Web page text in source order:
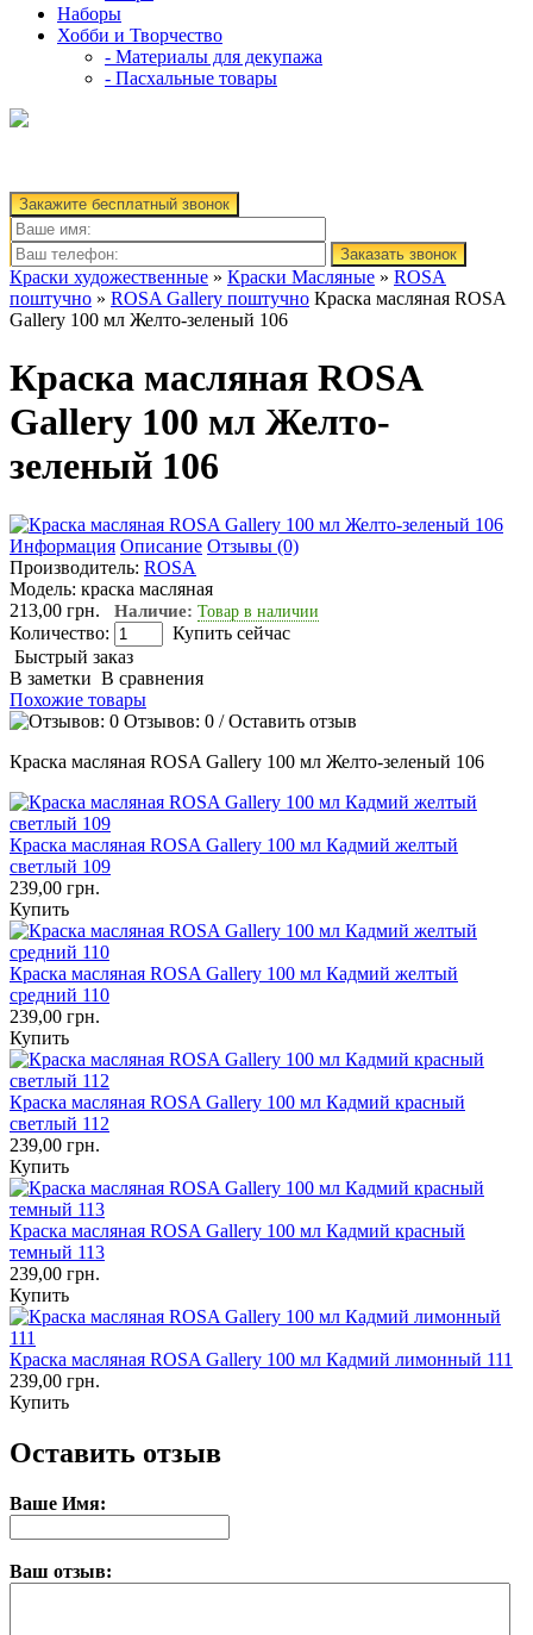
Наборы
Хобби и Творчество
- Материалы для декупажа
- Пасхальные товары
Закажите бесплатный звонок
Заказать звонок
Краски художественные » Краски Масляные » ROSA
поштучно » ROSA Gallery поштучно Краска масляная ROSA
Gallery 100 мл Желто-зеленый 106
Краска масляная ROSA
Gallery 100 мл Желто-
зеленый 106
Информация Описание Отзывы (0)
Производитель: ROSA
Модель: краска масляная
213,00 грн. Наличие: Товар в наличии
Количество:
Купить сейчас
Быстрый заказ
В заметки В сравнения
Похожие товары
Отзывов: 0 /Оставить отзыв
Краска масляная ROSA Gallery 100 мл Желто-зеленый 106
Краска масляная ROSA Gallery 100 мл Кадмий желтый
светлый 109
239,00 грн.
Купить
Краска масляная ROSA Gallery 100 мл Кадмий желтый
средний 110
239,00 грн.
Купить
Краска масляная ROSA Gallery 100 мл Кадмий красный
светлый 112
239,00 грн.
Купить
Краска масляная ROSA Gallery 100 мл Кадмий красный
темный 113
239,00 грн.
Купить
Краска масляная ROSA Gallery 100 мл Кадмий лимонный 111
239,00 грн.
Купить
Оставить отзыв
Ваше Имя:
Ваш отзыв: